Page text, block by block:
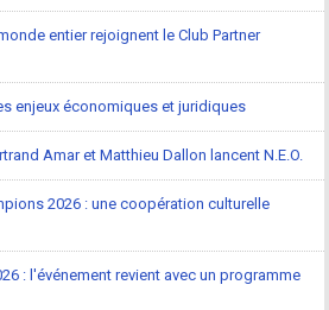
entier rejoignent le Club Partner
enjeux économiques et juridiques
Amar et Matthieu Dallon lancent N.E.O.
2026 : une coopération culturelle
: l'événement revient avec un programme